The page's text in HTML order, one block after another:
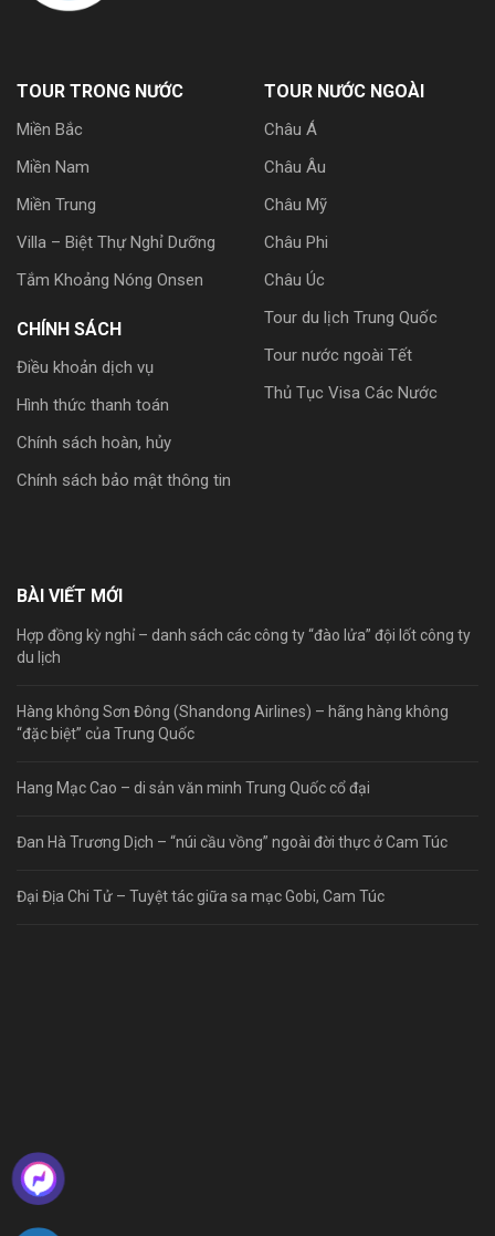
TOUR TRONG NƯỚC
Miền Bắc
Miền Nam
Miền Trung
Villa – Biệt Thự Nghỉ Dưỡng
Tắm Khoảng Nóng Onsen
CHÍNH SÁCH
Điều khoản dịch vụ
Hình thức thanh toán
Chính sách hoàn, hủy
Chính sách bảo mật thông tin
TOUR NƯỚC NGOÀI
Châu Á
Châu Âu
Châu Mỹ
Châu Phi
Châu Úc
Tour du lịch Trung Quốc
Tour nước ngoài Tết
Thủ Tục Visa Các Nước
BÀI VIẾT MỚI
Hợp đồng kỳ nghỉ – danh sách các công ty “đào lửa” đội lốt công ty
du lịch
Hàng không Sơn Đông (Shandong Airlines) – hãng hàng không
“đặc biệt” của Trung Quốc
Hang Mạc Cao – di sản văn minh Trung Quốc cổ đại
Đan Hà Trương Dịch – “núi cầu vồng” ngoài đời thực ở Cam Túc
Đại Địa Chi Tử – Tuyệt tác giữa sa mạc Gobi, Cam Túc